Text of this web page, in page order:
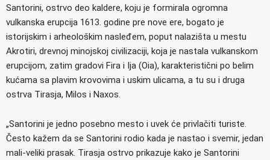
Santorini, ostrvo deo kaldere, koju je formirala ogromna
vulkanska erupcija 1613. godine pre nove ere, bogato je
istorijskim i arheološkim nasleđem, poput nalazišta u mestu
Akrotiri, drevnoj minojskoj civilizaciji, koja je nastala vulkanskom
erupcijom, zatim gradovi Fira i Ija (Oia), karakteristični po belim
kućama sa plavim krovovima i uskim ulicama, a tu su i druga
ostrva Tirasja, Milos i Naxos.
„Santorini je jedno posebno mesto i uvek će privlačiti turiste.
Često kažem da se Santorini rodio kada je nastao i svemir, jedan
mali-veliki prasak. Tirasja ostrvo prikazuje kako je Santorini